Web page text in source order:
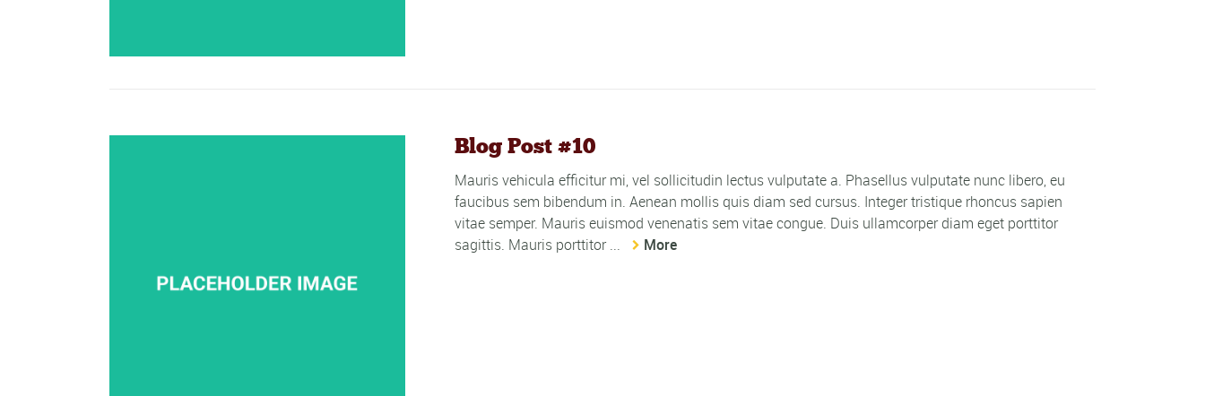
Blog Post #10
Mauris vehicula efficitur mi, vel sollicitudin lectus vulputate a. Phasellus vulputate nunc libero, eu
faucibus sem bibendum in. Aenean mollis quis diam sed cursus. Integer tristique rhoncus sapien
vitae semper. Mauris euismod venenatis sem vitae congue. Duis ullamcorper diam eget porttitor
sagittis. Mauris porttitor ...
More